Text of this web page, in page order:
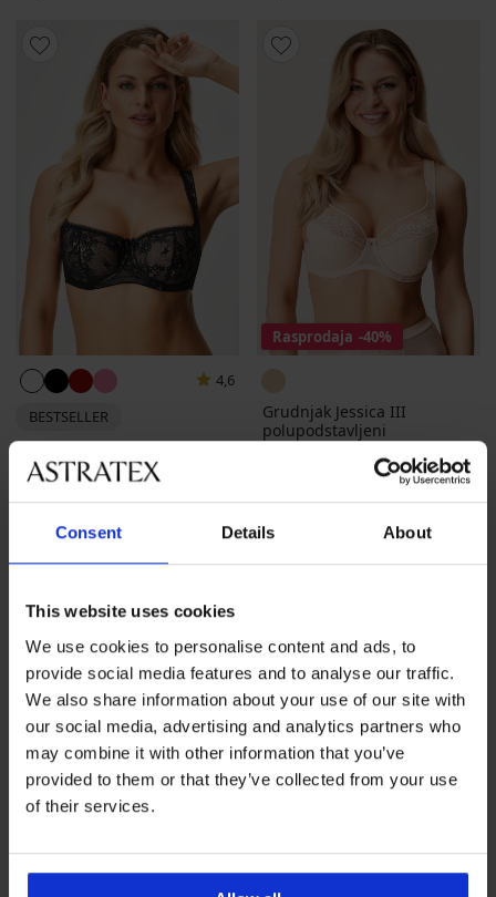
Consent Details About
This website uses cookies
We use cookies to personalise content and ads, to
provide social media features and to analyse our traffic.
We also share information about your use of our site with
our social media, advertising and analytics partners who
may combine it with other information that you’ve
provided to them or that they’ve collected from your use
of their services.
4,6
BESTSELLER
Grudnjak Elizabeth
podstavljen
Rasprodaja -40%
Grudnjak Jessica III
polupodstavljeni
Prvobitna cijena
49,99 €
LIMITED